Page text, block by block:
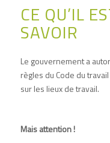
CE QU’IL
SAVOIR
Le gouvernement a
règles du Code du
sur les lieux de travail.
Mais attention !